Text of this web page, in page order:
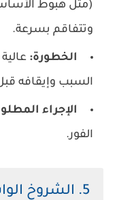
(مثل هبوط
وتتفاقم بسرعة.
الخطورة:
السبب وإيقافه
الإجراء
الفور.